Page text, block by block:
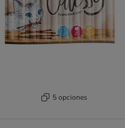
5 opciones